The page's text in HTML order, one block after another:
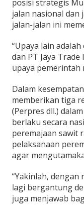
posisi strategis
jalan nasional
jalan-jalan ini
“Upaya lain
dan PT Jaya
upaya pemerintah
Dalam
memberikan tiga
(Perpres dll.)
berlaku secara
peremajaan sawit
pelaksanaan
agar
“Yakinlah,
lagi bergantung
juga menjawab